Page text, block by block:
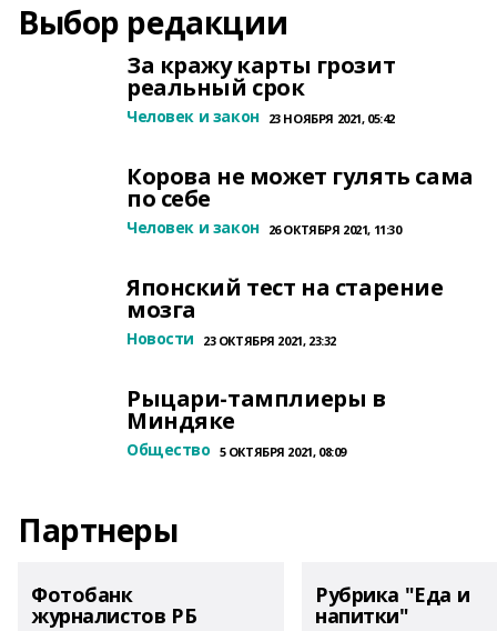
Выбор редакции
За кражу карты грозит
реальный срок
Человек и закон 23 НОЯБРЯ 2021, 05:42
Корова не может гулять сама
по себе
Человек и закон 26 ОКТЯБРЯ 2021, 11:30
Японский тест на старение
мозга
Новости 23 ОКТЯБРЯ 2021, 23:32
Рыцари-тамплиеры в
Миндяке
Общество 5 ОКТЯБРЯ 2021, 08:09
Партнеры
Фотобанк
журналистов РБ
Рубрика "Еда и
напитки"